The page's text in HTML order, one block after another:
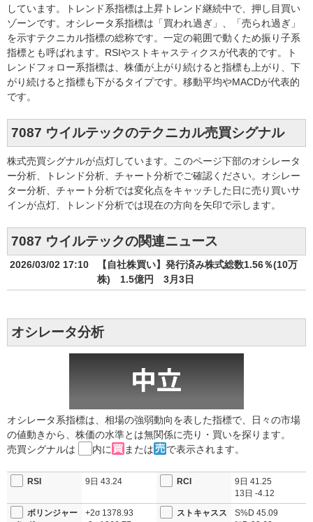
しています。トレンド系指標は上昇トレンド継続中で、押し目買い
ゾーンです。オシレータ系指標は「買われ過ぎ」、「売られ過ぎ」
を示すテクニカル指標の総称です。一定の範囲で動くため振り子系
指標とも呼ばれます。RSIやストキャスティクスが代表的です。ト
レンドフォロー系指標は、株価が上がり続けると指標も上がり、下
がり続けると指標も下がるタイプです。移動平均やMACDが代表的
です。
7087 ウイルテックのテクニカル売買シグナル
株式売買シグナルが点灯しています。このページ下部のオシレータ
ー分析、トレンド分析、チャート分析でご確認ください。オシレー
ター分析、チャート分析では変化点をキャッチした日に売り買いサ
インが点灯、トレンド分析では現在の方向を矢印で示します。
7087 ウイルテックの関連ニュース
2026/03/02 17:10
【自社株買い】発行済み株式総数1.56％(10万
株) 1.5億円 3月3日
オシレータ分析
オシレータ系指標は、相場の強弱動向を表した指標で、日々の市場
の値動きから、株価の水準とは無関係に売り・買いを探ります。
売買シグナルは
内に または で表示されます。
RSI 9日 43.24 RCI 9日 41.25
13日 -4.12
ボリンジャー
+2σ 1378.93
ストキャスス
S%D 45.09